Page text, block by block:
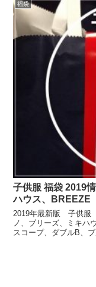
福袋
子供服 福袋 2019
ハウス、
2019年最新版 子供服
ノ、ブリーズ、ミキハ
スコープ、ダブルB、